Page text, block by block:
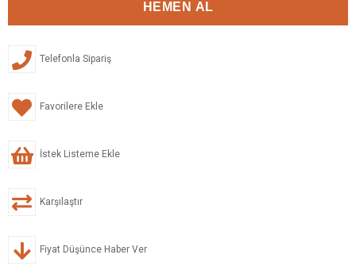
Telefonla Sipariş
Favorilere Ekle
İstek Listeme Ekle
Karşılaştır
Fiyat Düşünce Haber Ver